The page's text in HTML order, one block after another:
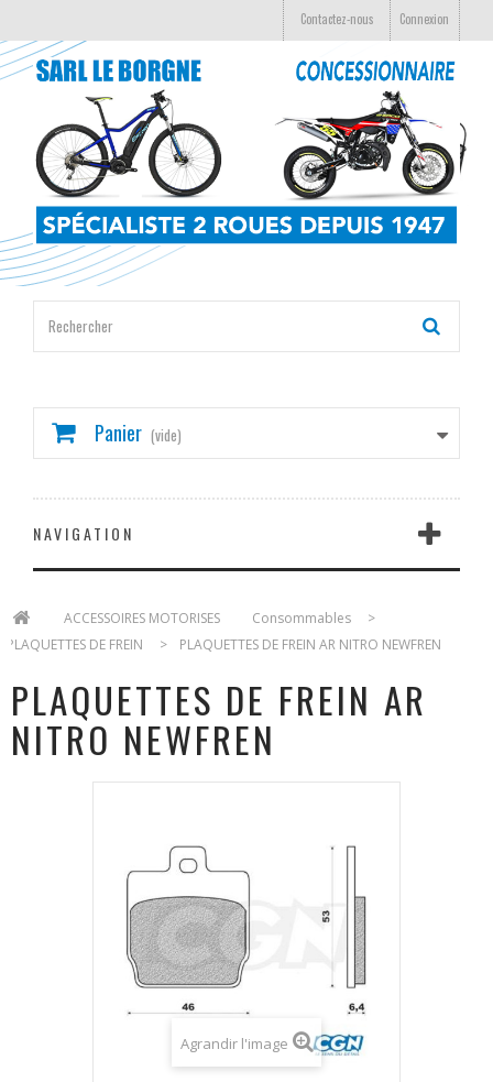
Connexion
Contactez-nous
Panier (vide)
NAVIGATION
ACCESSOIRES MOTORISES Consommables
>
PLAQUETTES DE FREIN
> PLAQUETTES DE FREIN AR NITRO NEWFREN
PLAQUETTES DE FREIN AR
NITRO NEWFREN
Agrandir l'image